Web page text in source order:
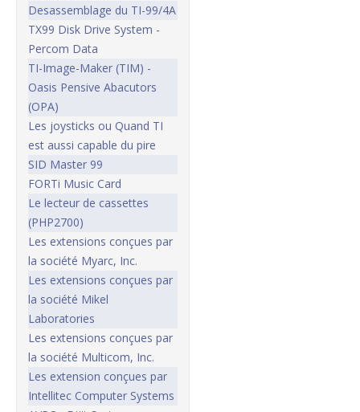
Desassemblage du TI-99/4A
TX99 Disk Drive System -
Percom Data
TI-Image-Maker (TIM) -
Oasis Pensive Abacutors
(OPA)
Les joysticks ou Quand TI
est aussi capable du pire
SID Master 99
FORTi Music Card
Le lecteur de cassettes
(PHP2700)
Les extensions conçues par
la société Myarc, Inc.
Les extensions conçues par
la société Mikel
Laboratories
Les extensions conçues par
la société Multicom, Inc.
Les extension conçues par
Intellitec Computer Systems